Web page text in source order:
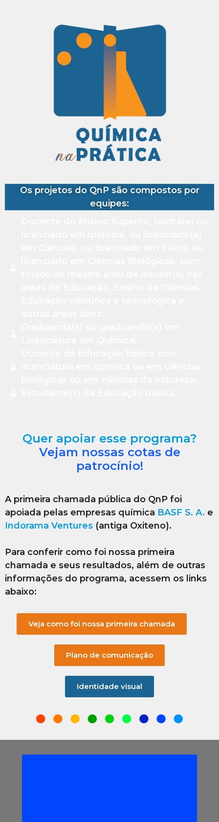
Os projetos do QnP são compostos por
equipes:
Quer apoiar esse programa?
Vejam nossas cotas de
patrocínio!
A primeira chamada pública do QnP foi
apoiada pelas empresas química BASF S. A. e
Indorama Ventures (antiga Oxiteno).
Para conferir como foi nossa primeira
chamada e seus resultados, além de outras
informações do programa, acessem os links
abaixo:
Veja como foi nossa primeira chamada
Plano de comunicação
Identidade visual